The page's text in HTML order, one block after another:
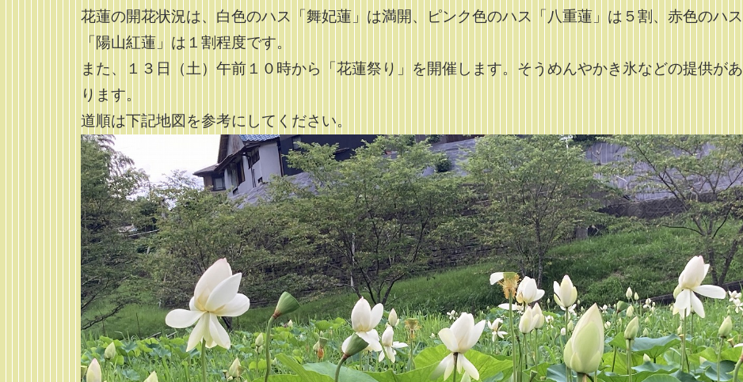
花蓮の開花状況は、白色のハス「舞妃蓮」は満開、ピンク色のハス「八重蓮」は５割、赤色のハス
「陽山紅蓮」は１割程度です。
また、１３日（土）午前１０時から「花蓮祭り」を開催します。そうめんやかき氷などの提供があ
ります。
道順は下記地図を参考にしてください。